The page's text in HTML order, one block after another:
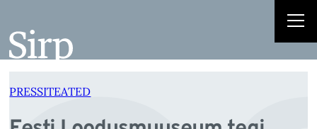
juurde
PRESSITEATED